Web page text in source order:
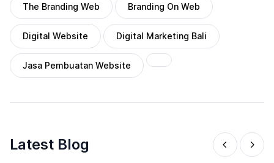
The Branding Web Branding On Web
Digital Website Digital Marketing Bali
Jasa Pembuatan Website
Latest Blog